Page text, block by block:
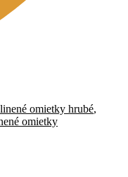
omietky hrubé,
omietky